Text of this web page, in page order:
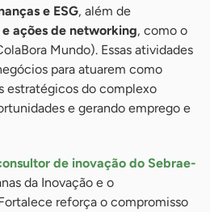
e ESG, além de
ações de networking, como o
Mundo). Essas atividades
para atuarem como
estratégicos do complexo
e gerando emprego e
de inovação do Sebrae-
da Inovação e o
reforça o compromisso